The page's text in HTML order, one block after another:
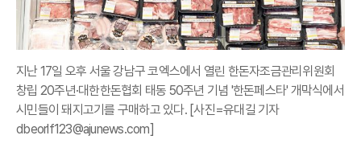
지난 17일 오후 서울 강남구 코엑스에서 열린 한돈자조금관리위원회
창립 20주년·대한한돈협회 태동 50주년 기념 '한돈페스타' 개막식에서
시민들이 돼지고기를 구매하고 있다. [사진=유대길 기자
dbeorlf123@ajunews.com]